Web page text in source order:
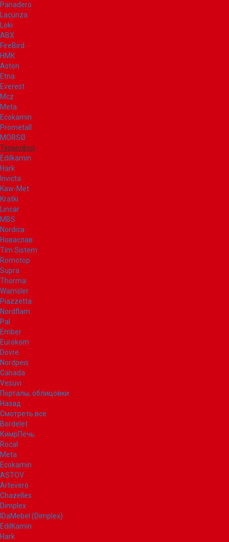
Panadero
Lacunza
Loki
ABX
FireBird
НМК
Aston
Etna
Everest
Mcz
Meta
Ecokamin
Prometall
MORSØ
Термофор
Edilkamin
Hark
Invicta
Kaw-Met
Kratki
Lincar
MBS
Nordica
Новаслав
Tim Sistem
Romotop
Supra
Thorma
Wamsler
Piazzetta
Nordflam
Pal
Ember
Eurokom
Dovre
Nordpeis
Canada
Vesuvi
Порталы, облицовки
Назад
Смотреть все
Bordelet
КимрПечь
Rocal
Meta
Ecokamin
ASTOV
Artevero
Chazelles
Dimplex
IDaMebel (Dimplex)
EdilKamin
Hark